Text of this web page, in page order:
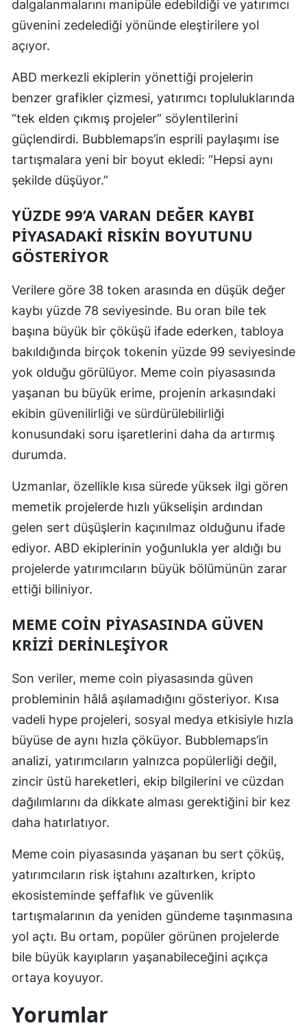
Samsun
Sinop
Sivas
Tekirdağ
Tokat
Tunceli
Yozgat
Zonguldak
Aksaray
Bayburt
Batman
Şırnak
Bartın
Iğdır
Karabük
Kilis
Osmaniye
Düzce
dalgalanmalarını manipüle edebildiği ve yatırımcı
güvenini zedelediği yönünde eleştirilere yol
açıyor.
ABD merkezli ekiplerin yönettiği projelerin
benzer grafikler çizmesi, yatırımcı topluluklarında
“tek elden çıkmış projeler” söylentilerini
güçlendirdi. Bubblemaps’in esprili paylaşımı ise
tartışmalara yeni bir boyut ekledi: “Hepsi aynı
şekilde düşüyor.”
YÜZDE 99’A VARAN DEĞER KAYBI
PIYASADAKI RISKIN BOYUTUNU
GÖSTERIYOR
Verilere göre 38 token arasında en düşük değer
kaybı yüzde 78 seviyesinde. Bu oran bile tek
başına büyük bir çöküşü ifade ederken, tabloya
bakıldığında birçok tokenin yüzde 99 seviyesinde
yok olduğu görülüyor. Meme coin piyasasında
yaşanan bu büyük erime, projenin arkasındaki
ekibin güvenilirliği ve sürdürülebilirliği
konusundaki soru işaretlerini daha da artırmış
durumda.
Uzmanlar, özellikle kısa sürede yüksek ilgi gören
memetik projelerde hızlı yükselişin ardından
gelen sert düşüşlerin kaçınılmaz olduğunu ifade
ediyor. ABD ekiplerinin yoğunlukla yer aldığı bu
projelerde yatırımcıların büyük bölümünün zarar
ettiği biliniyor.
MEME COIN PIYASASINDA GÜVEN
KRIZI DERINLEŞIYOR
Son veriler, meme coin piyasasında güven
probleminin hâlâ aşılamadığını gösteriyor. Kısa
vadeli hype projeleri, sosyal medya etkisiyle hızla
büyüse de aynı hızla çöküyor. Bubblemaps’in
analizi, yatırımcıların yalnızca popülerliği değil,
zincir üstü hareketleri, ekip bilgilerini ve cüzdan
dağılımlarını da dikkate alması gerektiğini bir kez
daha hatırlatıyor.
Meme coin piyasasında yaşanan bu sert çöküş,
yatırımcıların risk iştahını azaltırken, kripto
ekosisteminde şeffaflık ve güvenlik
tartışmalarının da yeniden gündeme taşınmasına
yol açtı. Bu ortam, popüler görünen projelerde
bile büyük kayıpların yaşanabileceğini açıkça
ortaya koyuyor.
Yorumlar